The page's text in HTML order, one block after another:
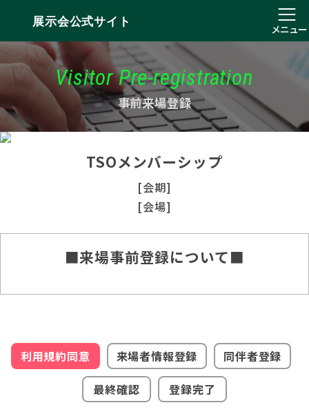
展示会公式サイト
メニュー
Visitor Pre-registration
事前来場登録
TSOメンバーシップ
[会期]
[会場]
■来場事前登録について■
利用規約同意 来場者情報登録
同伴者登録
最終確認
登録完了